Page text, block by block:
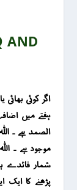
AND
اگر کوئی
ہفتے میں
الصمد ہے ۔
موجود ہے ۔
شمار فائدے
پڑھنے کا ایک